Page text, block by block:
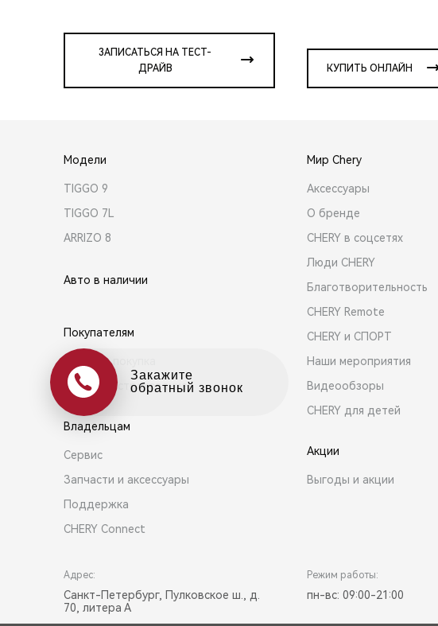
ЗАПИСАТЬСЯ НА ТЕСТ-
ДРАЙВ
КУПИТЬ ОНЛАЙН
Модели
TIGGO 9
TIGGO 7L
ARRIZO 8
Авто в наличии
Покупателям
Выбор и покупка
Кредит и страхование
Владельцам
Сервис
Запчасти и аксессуары
Поддержка
CHERY Connect
Мир Chery
Аксессуары
О бренде
CHERY в соцсетях
Люди CHERY
Благотворительность
CHERY Remote
CHERY и СПОРТ
Наши мероприятия
Видеообзоры
CHERY для детей
Акции
Выгоды и акции
Адрес:
Санкт-Петербург, Пулковское ш., д.
70, литера А
Режим работы:
пн-вс: 09:00-21:00
Оцените свой авто
в обмен на новый